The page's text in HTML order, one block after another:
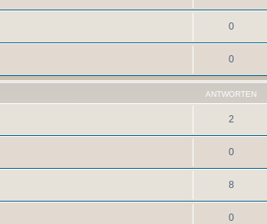
0
0
ANTWORTEN
2
0
8
0